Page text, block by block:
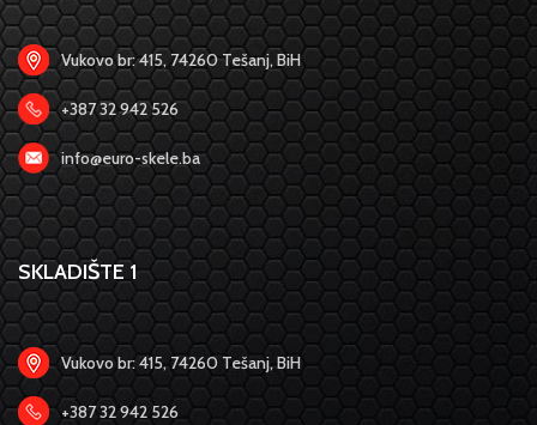
Vukovo br: 415, 74260 Tešanj, BiH
+387 32 942 526
info@euro-skele.ba
SKLADIŠTE 1
Vukovo br: 415, 74260 Tešanj, BiH
+387 32 942 526